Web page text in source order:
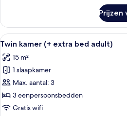
kamer
Prijzen
Alle
foto's
voor
Twin
kamer
(+
extra
Een
6
Twin kamer (+ extra bed adult)
15 m²
1 slaapkamer
Max. aantal: 3
3 eenpersoonsbedden
Gratis wifi